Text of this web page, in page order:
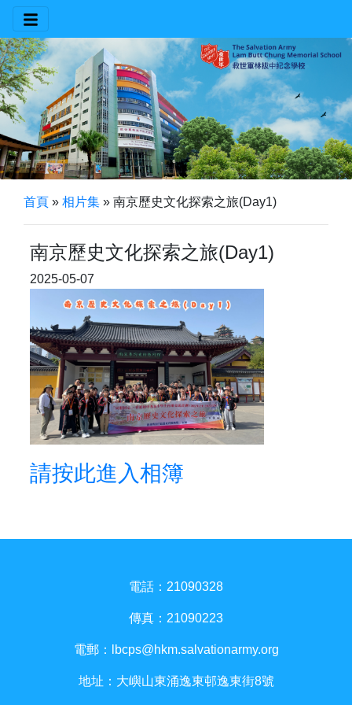
首頁 » 相片集 » 南京歷史文化探索之旅(Day1)
南京歷史文化探索之旅(Day1)
2025-05-07
請按此進入相簿
電話：21090328
傳真：21090223
電郵： lbcps@hkm.salvationarmy.org
地址：大嶼山東涌逸東邨逸東街8號